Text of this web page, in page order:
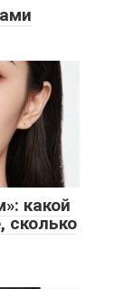
какой
сколько